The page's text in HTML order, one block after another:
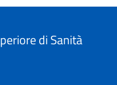
di Sanità